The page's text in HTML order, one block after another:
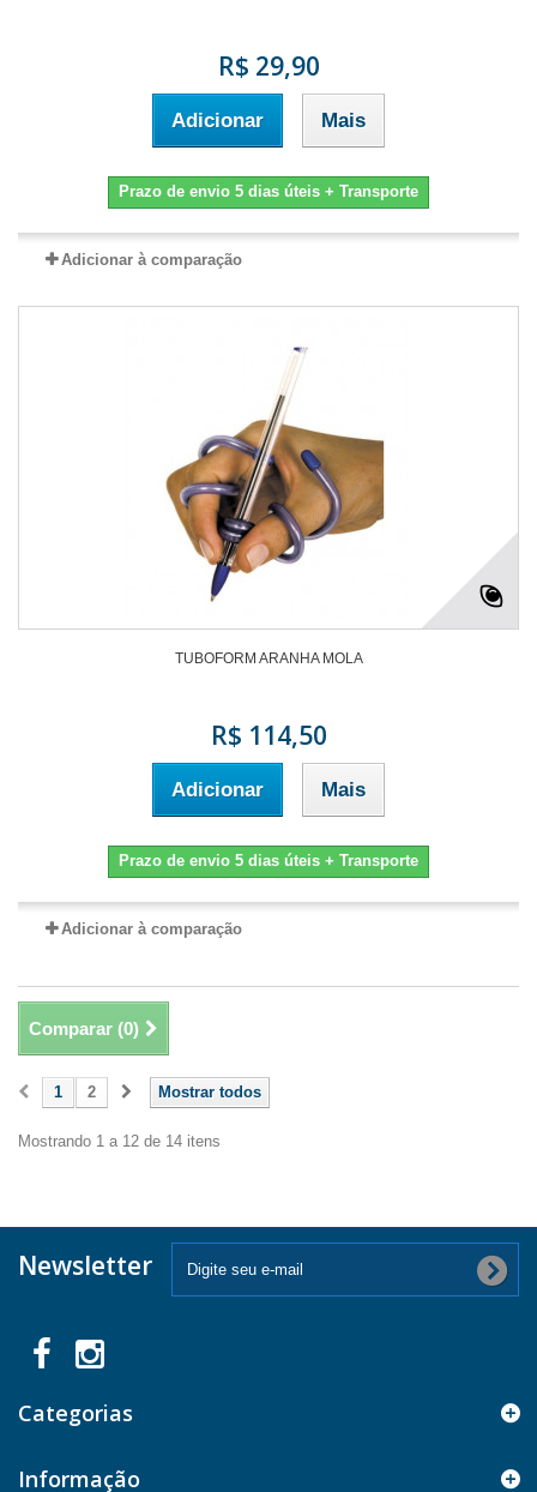
R$ 29,90
Adicionar Mais
Prazo de envio 5 dias úteis + Transporte
Adicionar à comparação
TUBOFORM ARANHA MOLA
R$ 114,50
Adicionar Mais
Prazo de envio 5 dias úteis + Transporte
Adicionar à comparação
Comparar (0)
Mostrar todos
1 2
Mostrando 1 a 12 de 14 itens
Newsletter
Categorias
Informação